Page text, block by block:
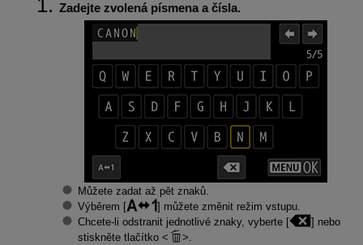
Zadejte zvolená písmena a čísla.
Můžete zadat až pět znaků.
Výběrem [
] můžete změnit režim vstupu.
Chcete-li odstranit jednotlivé znaky, vyberte [
] nebo
stiskněte tlačítko
.